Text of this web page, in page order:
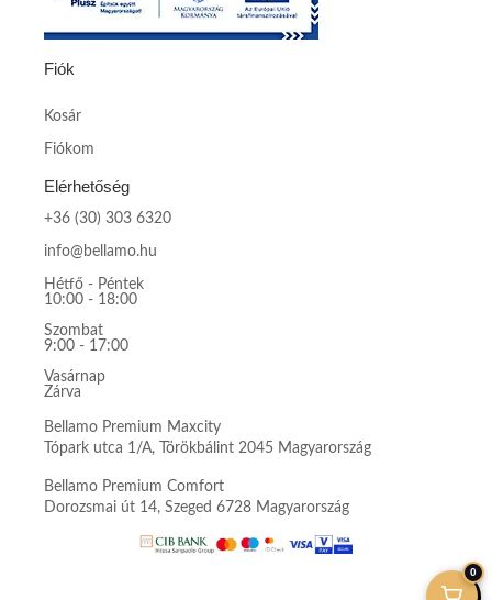
Fiók
Kosár
Fiókom
Elérhetőség
+36 (30) 303 6320
info@bellamo.hu
Hétfő - Péntek
10:00 - 18:00
Szombat
9:00 - 17:00
Vasárnap
Zárva
Bellamo Premium Maxcity
Tópark utca 1/A, Törökbálint 2045 Magyarország
Bellamo Premium Comfort
Dorozsmai út 14, Szeged 6728 Magyarország
0